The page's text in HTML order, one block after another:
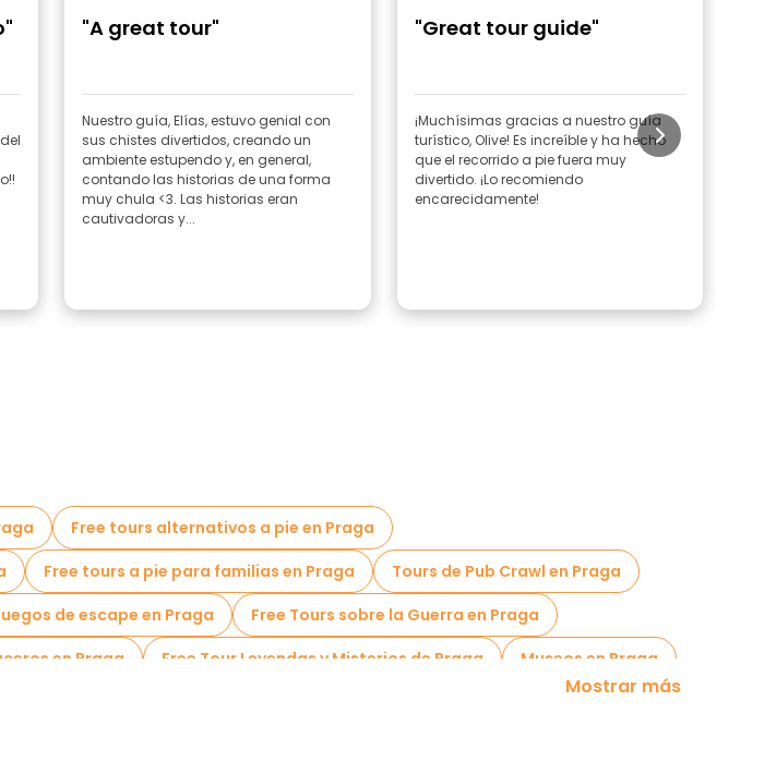
"A great tour"
Nuestro guía, Elías, estuvo genial con
sus chistes divertidos, creando un
ambiente estupendo y, en general,
contando las historias de una forma
muy chula <3. Las historias eran
cautivadoras y...
"Great tour guide"
¡Muchísimas gracias a nuestro guía
turístico, Olive! Es increíble y ha hecho
que el recorrido a pie fuera muy
divertido. ¡Lo recomiendo
encarecidamente!
Free tours alternativos a pie en Praga
Free tours a pie para familias en Praga
Tours de Pub Crawl en Praga
de escape en Praga
Free Tours sobre la Guerra en Praga
en Praga Free Tour Leyendas y Misterios de Praga
Museos en Praga
Mostrar más